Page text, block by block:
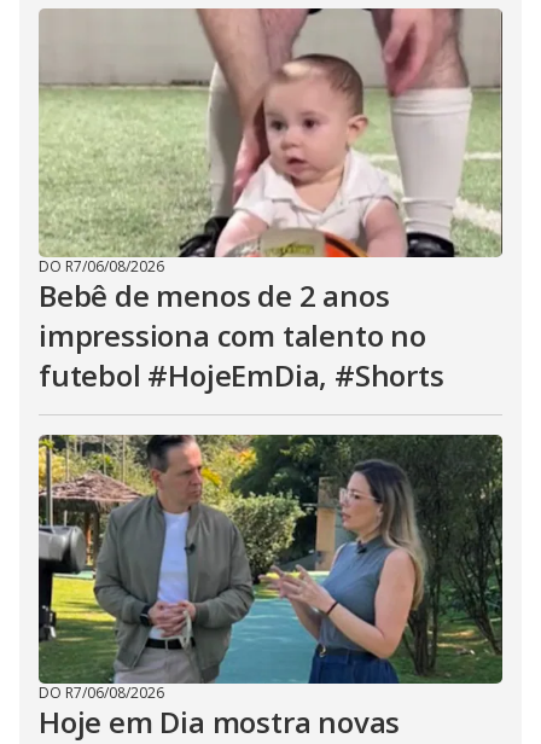
DO R7/06/08/2026
Bebê de menos de 2 anos
impressiona com talento no
futebol #HojeEmDia, #Shorts
DO R7/06/08/2026
Hoje em Dia mostra novas